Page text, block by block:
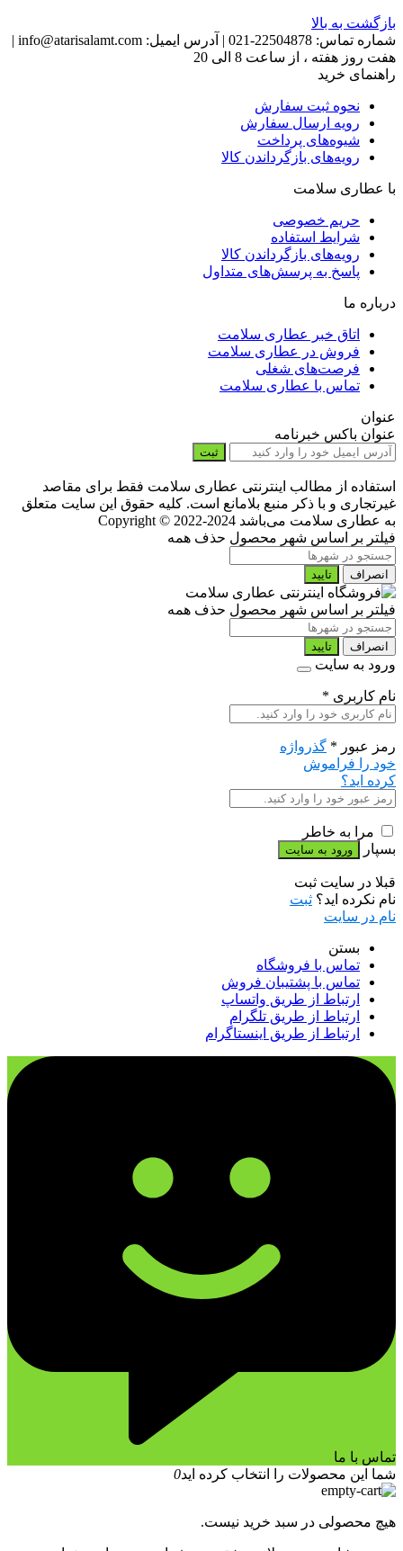
بازگشت به بالا
شماره تماس: 22504878-021
| آدرس ایمیل: info@atarisalamt.com
|
هفت روز هفته ، از ساعت 8 الی 20
راهنمای خرید
نحوه ثبت سفارش
رویه ارسال سفارش
شیوه‌های پرداخت
رویه‌های بازگرداندن کالا
با عطاری سلامت
حریم خصوصی
شرایط استفاده
رویه‌های بازگرداندن کالا
پاسخ به پرسش‌های متداول
درباره ما
اتاق خبر عطاری سلامت
فروش در عطاری سلامت
فرصت‌های شغلی
تماس با عطاری سلامت
عنوان
عنوان باکس خبرنامه
ثبت
استفاده از مطالب اینترنتی عطاری سلامت فقط برای مقاصد
غیرتجاری و با ذکر منبع بلامانع است. کلیه حقوق این سایت متعلق
به عطاری سلامت می‌باشد Copyright © 2022-2024
فیلتر بر اساس شهر محصول حذف همه
انصراف تایید
فیلتر بر اساس شهر محصول حذف همه
انصراف تایید
ورود به سایت
نام کاربری *
رمز عبور * گذرواژه
خود را فراموش
کرده اید؟
مرا به خاطر
بسپار
قبلا در سایت ثبت
نام نکرده اید؟ ثبت
نام در سایت
بستن
تماس با فروشگاه
تماس با پشتیبان فروش
ارتباط از طریق واتساپ
ارتباط از طریق تلگرام
ارتباط از طریق اینستاگرام
تماس با ما
شما این محصولات را انتخاب کرده اید0
هیچ محصولی در سبد خرید نیست.